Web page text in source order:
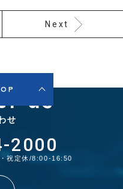
Next
よ
us
せ
2000
・祝定休/8:00-16:50